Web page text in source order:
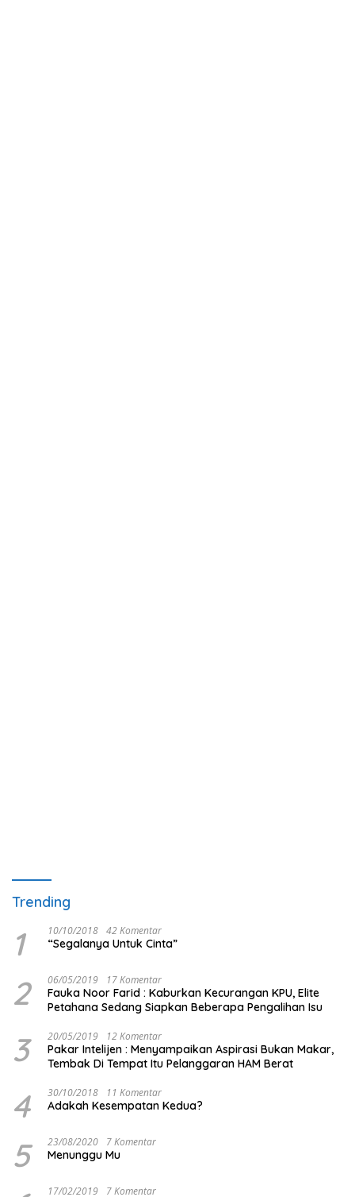
Trending
1 10/10/2018 42 Komentar
“Segalanya Untuk Cinta”
2 06/05/2019 17 Komentar
Fauka Noor Farid : Kaburkan Kecurangan KPU, Elite
Petahana Sedang Siapkan Beberapa Pengalihan Isu
3 20/05/2019 12 Komentar
Pakar Intelijen : Menyampaikan Aspirasi Bukan Makar,
Tembak Di Tempat Itu Pelanggaran HAM Berat
4 30/10/2018 11 Komentar
Adakah Kesempatan Kedua?
5 23/08/2020 7 Komentar
Menunggu Mu
17/02/2019 7 Komentar